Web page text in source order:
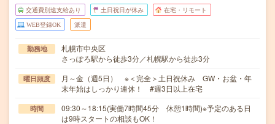
交通費別途支給あり 土日祝日が休み 在宅・リモート
WEB登録OK 派遣
勤務地
札幌市中央区
さっぽろ駅から徒歩3分／札幌駅から徒歩3分
曜日頻度
月～金（週5日） ※＜完全＞土日祝休み GW・お盆・年
末年始はしっかり連休！ #週3日以上在宅
時間
09:30～18:15(実働7時間45分 休憩1時間)※予定のある日
は9時スタートの相談もOK！